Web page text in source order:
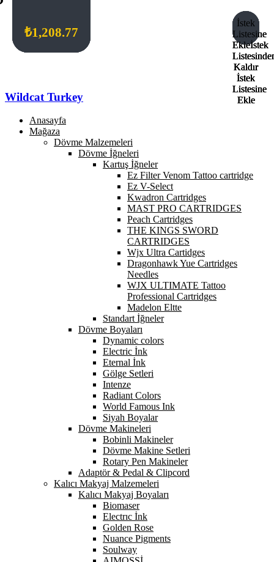
Wildcat Turkey
Anasayfa
Mağaza
Dövme Malzemeleri
Dövme İğneleri
Kartuş İğneler
Ez Filter Venom Tattoo cartridge
Ez V-Select
Kwadron Cartridges
MAST PRO CARTRIDGES
Peach Cartridges
THE KINGS SWORD
CARTRIDGES
Wjx Ultra Cartidges
Dragonhawk Yue Cartridges
Needles
WJX ULTIMATE Tattoo
Professional Cartridges
Madelon Eltte
Standart İğneler
Dövme Boyaları
Dynamic colors
Electric İnk
Eternal İnk
Gölge Setleri
Intenze
Radiant Colors
World Famous Ink
Siyah Boyalar
Dövme Makineleri
Bobinli Makineler
Dövme Makine Setleri
Rotary Pen Makineler
Adaptör & Pedal & Clipcord
Kalıcı Makyaj Malzemeleri
Kalıcı Makyaj Boyaları
Biomaser
Electrıc İnk
Golden Rose
Nuance Pigments
Soulway
₺1,208.77
İstek
Listesine
Ekleİstek
Kaldır
İstek
Listesine
Ekle
₺1,208.77
İstek
Listesine
Ekleİstek
Kaldır
İstek
Listesine
Ekle
₺1,208.77
İstek
Listesine
Ekleİstek
Kaldır
İstek
Listesine
Ekle
₺1,208.77
İstek
Listesine
Ekleİstek
Kaldır
İstek
Listesine
Ekle